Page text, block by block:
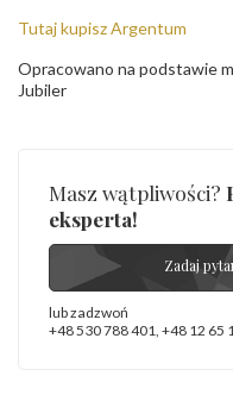
Tutaj kupisz Argentum
Opracowano na podstawie
Jubiler
Masz wątpliwości?
eksperta!
Zadaj
lub zadzwoń
+48 530 788 401, +48 12 65